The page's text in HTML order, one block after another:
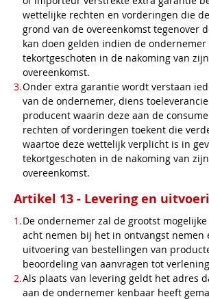
wettelijke rechten en vorderingen die
grond van de overeenkomst tegenover
kan doen gelden indien de ondernemer
tekortgeschoten in de nakoming van
overeenkomst.
Onder extra garantie wordt verstaan
van de ondernemer, diens
producent waarin deze aan de
rechten of vorderingen toekent die
waartoe deze wettelijk verplicht is in
tekortgeschoten in de nakoming van
overeenkomst.
Artikel 13 - Levering en
De ondernemer zal de grootst
acht nemen bij het in ontvangst nemen
uitvoering van bestellingen van
beoordeling van aanvragen tot
Als plaats van levering geldt het adres
aan de ondernemer kenbaar heeft